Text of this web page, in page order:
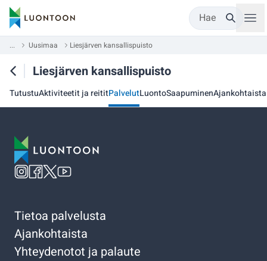
Hae
... Uusimaa Liesjärven kansallispuisto
Liesjärven kansallispuisto
TutustuAktiviteetit ja reititPalvelutLuontoSaapuminenAjankohtaista
Tietoa palvelusta
Ajankohtaista
Yhteydenotot ja palaute